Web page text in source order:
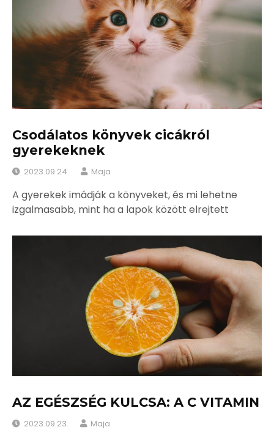
Csodálatos könyvek cicákról
gyerekeknek
2023.09.24. Maja
A gyerekek imádják a könyveket, és mi lehetne
izgalmasabb, mint ha a lapok között elrejtett
AZ EGÉSZSÉG KULCSA: A C VITAMIN
2023.09.23. Maja